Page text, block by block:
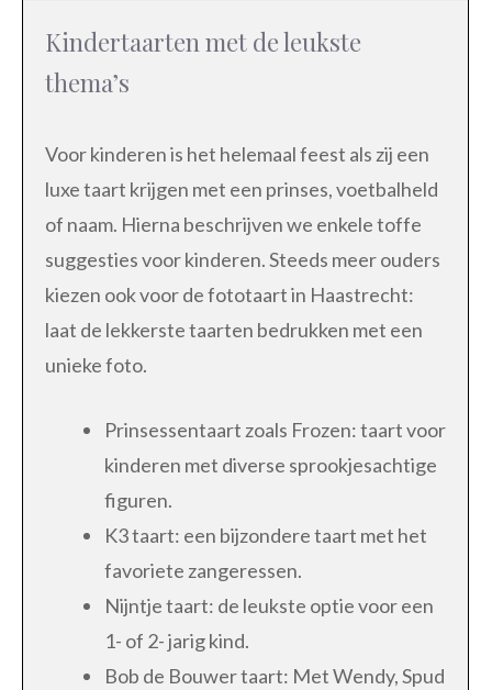
Kindertaarten met de leukste
thema’s
Voor kinderen is het helemaal feest als zij een
luxe taart krijgen met een prinses, voetbalheld
of naam. Hierna beschrijven we enkele toffe
suggesties voor kinderen. Steeds meer ouders
kiezen ook voor de fototaart in Haastrecht:
laat de lekkerste taarten bedrukken met een
unieke foto.
Prinsessentaart zoals Frozen: taart voor
kinderen met diverse sprookjesachtige
figuren.
K3 taart: een bijzondere taart met het
favoriete zangeressen.
Nijntje taart: de leukste optie voor een
1- of 2- jarig kind.
Bob de Bouwer taart: Met Wendy, Spud